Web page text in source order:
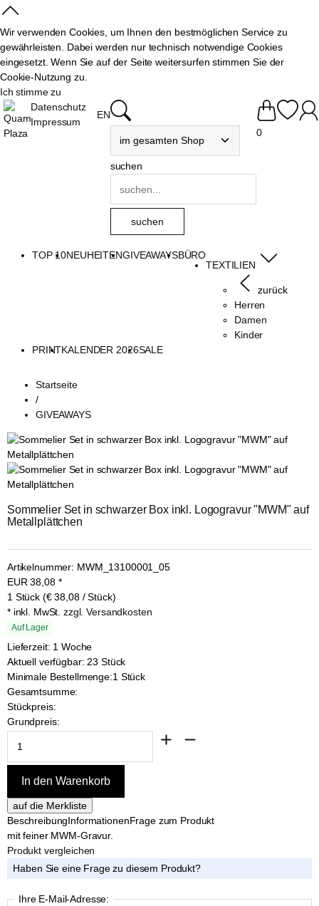
Wir verwenden Cookies, um Ihnen den bestmöglichen Service zu
gewährleisten. Dabei werden nur technisch notwendige Cookies
eingesetzt. Wenn Sie auf der Seite weitersurfen stimmen Sie der
Cookie-Nutzung zu.
Ich stimme zu
Datenschutz
Impressum
EN
suchen
0
TOP 10NEUHEITENGIVEAWAYSBÜRO
TEXTILIEN
zurück
Herren
Damen
Kinder
PRINTKALENDER 2026SALE
Startseite
/
GIVEAWAYS
Sommelier Set in schwarzer Box inkl. Logogravur "MWM" auf
Metallplättchen
Artikelnummer: MWM_13100001_05
EUR 38,08 *
1 Stück (€ 38,08 / Stück)
* inkl. MwSt.zzgl. Versandkosten
Auf Lager
Lieferzeit: 1 Woche
Aktuell verfügbar: 23 Stück
Minimale Bestellmenge:1 Stück
Gesamtsumme:
Stückpreis:
Grundpreis:
BeschreibungInformationenFrage zum Produkt
mit feiner MWM-Gravur.
Produkt vergleichen
Haben Sie eine Frage zu diesem Produkt?
Ihre E-Mail-Adresse: